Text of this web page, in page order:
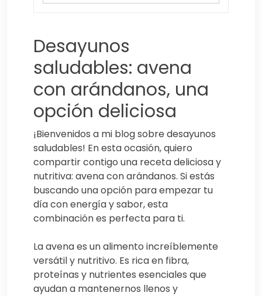
Desayunos
saludables: avena
con arándanos, una
opción deliciosa
¡Bienvenidos a mi blog sobre desayunos
saludables! En esta ocasión, quiero
compartir contigo una receta deliciosa y
nutritiva: avena con arándanos. Si estás
buscando una opción para empezar tu
día con energía y sabor, esta
combinación es perfecta para ti.
La avena es un alimento increíblemente
versátil y nutritivo. Es rica en fibra,
proteínas y nutrientes esenciales que
ayudan a mantenernos llenos y